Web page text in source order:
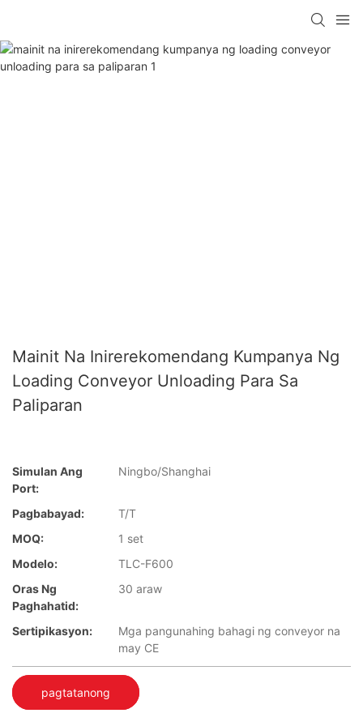
Mainit Na Inirerekomendang Kumpanya Ng
Loading Conveyor Unloading Para Sa
Paliparan
Simulan Ang
Port:
Ningbo/Shanghai
Pagbabayad:
T/T
MOQ:
1 set
Modelo:
TLC-F600
Oras Ng
Paghahatid:
30 araw
Sertipikasyon:
Mga pangunahing bahagi ng conveyor na
may CE
pagtatanong